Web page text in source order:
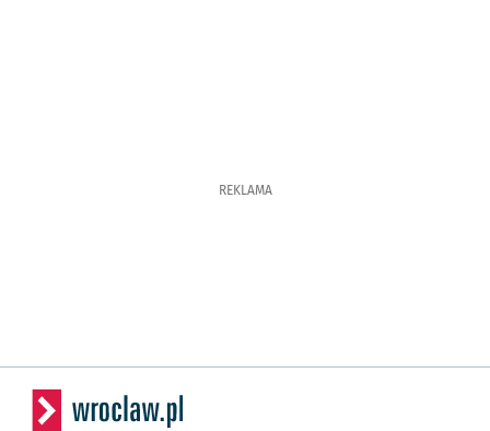
REKLAMA